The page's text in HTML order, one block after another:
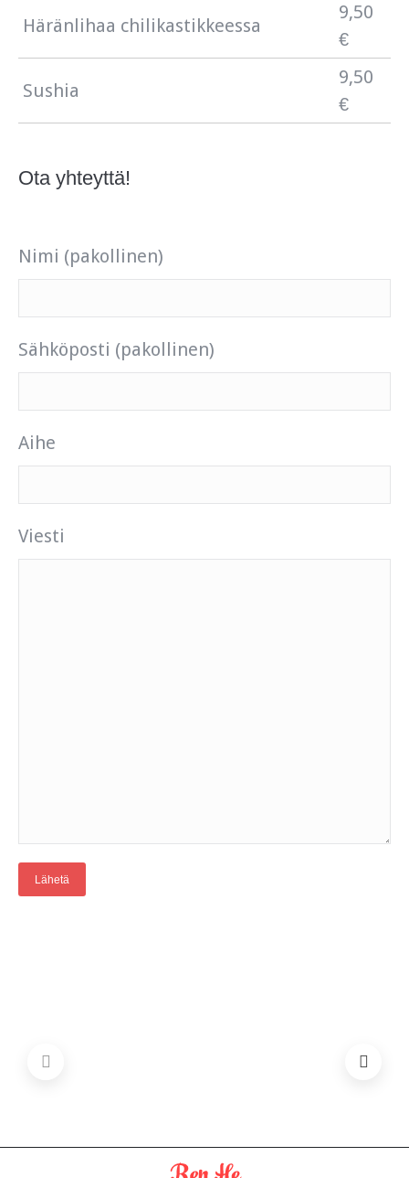
Häränlihaa chilikastikkeessa
9,50
€
Sushia
9,50
€
Ota yhteyttä!
Nimi (pakollinen)
Sähköposti (pakollinen)
Aihe
Viesti